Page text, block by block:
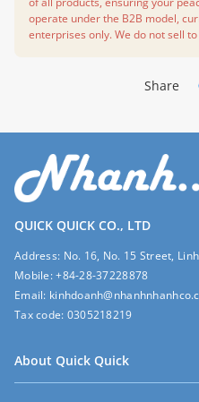
operate under the B2B model,
enterprises only. We do not sell
Share
QUICK QUICK CO., LTD
Address: No. 16, No. 15 Street,
Mobile:+84-28-37228878
Email:
Tax code: 0305218219
About Quick Quick